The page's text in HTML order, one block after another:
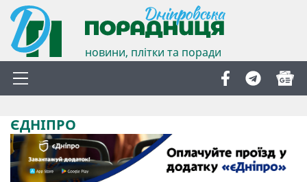
новини, плітки та поради
ЄДНІПРО